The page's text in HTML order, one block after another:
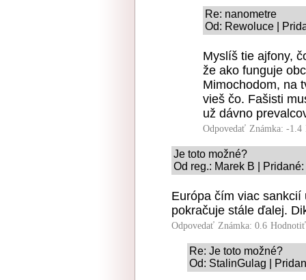
Re: nanometre
Od: Rewoluce |
Myslíš tie ajfony,
že ako funguje
Mimochodom, na
vieš čo. Fašisti
už dávno
Odpovedať Známka: -1.4
Je toto možné?
Od reg.: Marek B |
Európa čím viac
pokračuje stále ďalej.
Odpovedať Známka: 0.6
Re: Je toto možné?
Od: StalinGulag |